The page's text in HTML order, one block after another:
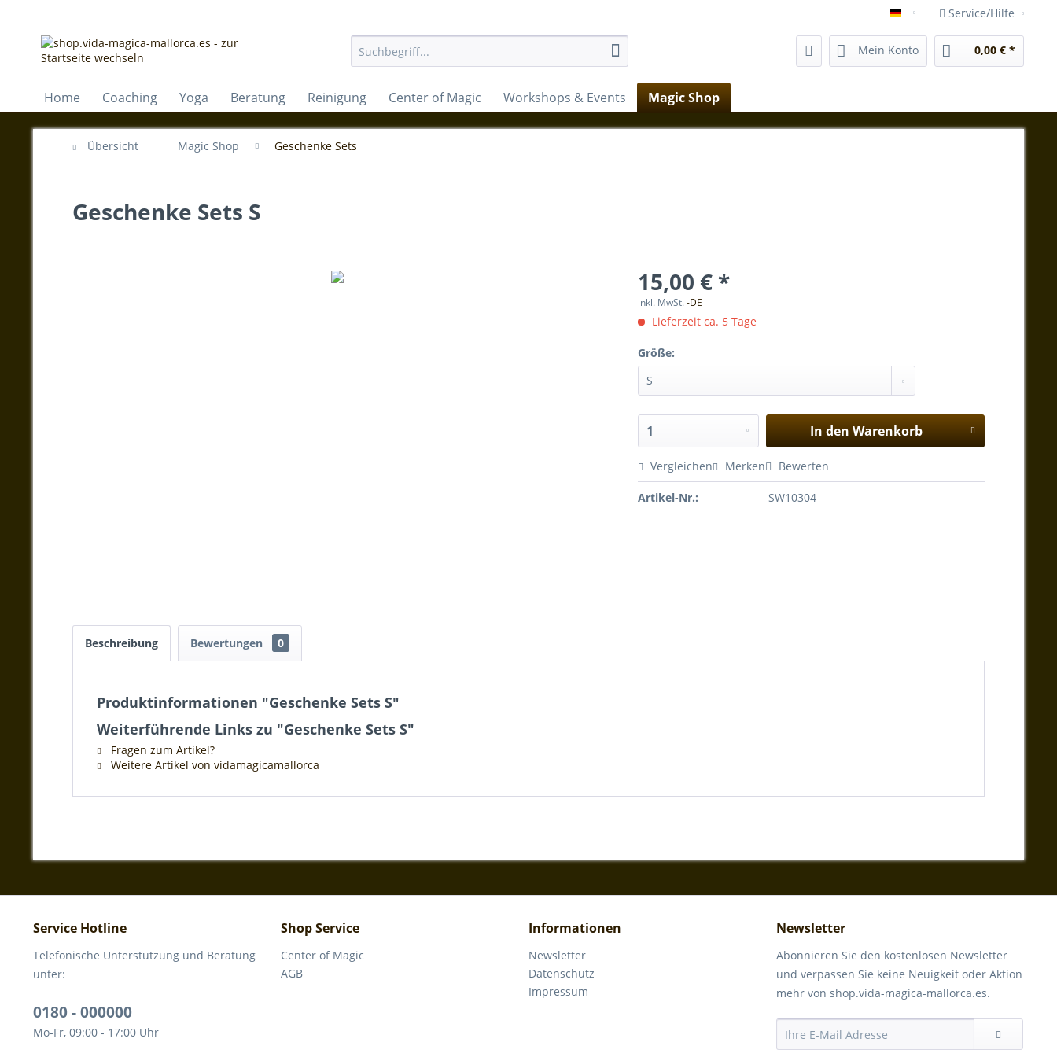
vida-magica-mallorca.com
Service/Hilfe
Mein Konto 0,00 € *
Home Coaching Yoga Beratung Reinigung Center of Magic Workshops & Events Magic Shop
Übersicht Magic Shop Geschenke Sets
Geschenke Sets S
15,00 € *
inkl. MwSt.-DE
Lieferzeit ca. 5 Tage
Größe:
In den Warenkorb
Vergleichen Merken Bewerten
Artikel-Nr.: SW10304
Beschreibung Bewertungen 0
Produktinformationen "Geschenke Sets S"
Weiterführende Links zu "Geschenke Sets S"
Fragen zum Artikel?
Weitere Artikel von vidamagicamallorca
Service Hotline
Telefonische Unterstützung und Beratung
unter:
0180 - 000000
Mo-Fr, 09:00 - 17:00 Uhr
Shop Service
Center of Magic
AGB
Informationen
Newsletter
Datenschutz
Impressum
Newsletter
Abonnieren Sie den kostenlosen Newsletter
und verpassen Sie keine Neuigkeit oder Aktion
mehr von shop.vida-magica-mallorca.es.